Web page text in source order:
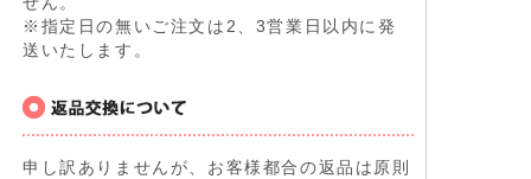
※指定日の無いご注文は2、3営業日以内に発
送いたします。
申し訳ありませんが、お客様都合の返品は原則